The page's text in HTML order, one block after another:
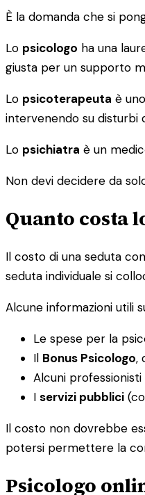
È la domanda che si
Lo psicologo ha una
giusta per un supporto
Lo psicoterapeuta è
intervenendo su disturbi
Lo psichiatra è un
Non devi decidere da
Quanto costa
Il costo di una seduta
seduta individuale si
Alcune informazioni utili
Le spese per la
Il Bonus Psicologo,
Alcuni
I servizi pubblici
Il costo non dovrebbe
potersi permettere la
Psicologo